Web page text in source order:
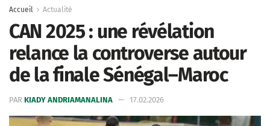
Accueil Actualité
CAN 2025 : une révélation
relance la controverse autour
de la finale Sénégal–Maroc
PAR KIADY ANDRIAMANALINA 17.02.2026